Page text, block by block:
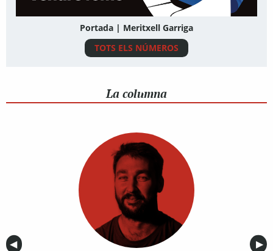
Portada | Meritxell Garriga
TOTS ELS NÚMEROS
La columna
Anterior
◀︎ ▶︎